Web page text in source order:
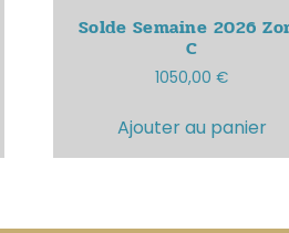
Solde Semaine 2026
C
1050,00€
Ajouter au panier